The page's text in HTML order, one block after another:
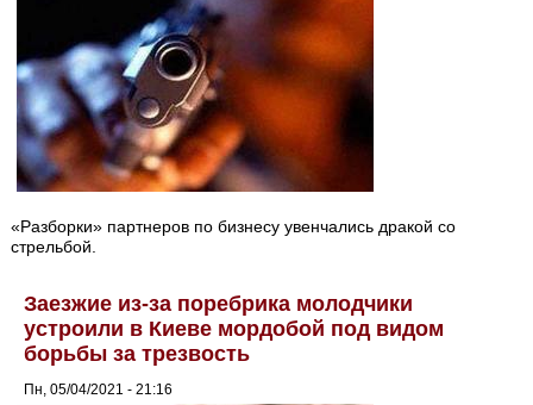
«Разборки» партнеров по бизнесу увенчались дракой со
стрельбой.
Заезжие из-за поребрика молодчики
устроили в Киеве мордобой под видом
борьбы за трезвость
Пн, 05/04/2021 - 21:16